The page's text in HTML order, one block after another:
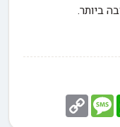
ביותר.
Message
Copy
Link